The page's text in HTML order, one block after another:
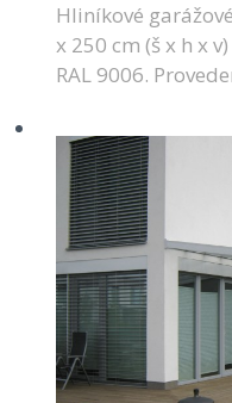
Hliníkové
x 250 cm (š x h x
RAL 9006.